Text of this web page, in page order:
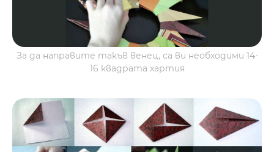
За да направите такъв венец, са ви необходими 14-
16 квадрата хартия